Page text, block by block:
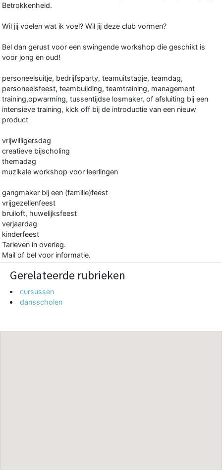
Betrokkenheid.
Wil jij voelen wat ik voel? Wil jij deze club vormen?
Bel dan gerust voor een swingende workshop die geschikt is
voor jong en oud!
personeelsuitje, bedrijfsparty, teamuitstapje, teamdag,
personeelsfeest, teambuilding, teamtraining, management
training,opwarming, tussentijdse losmaker, of afsluiting bij een
intensieve training, kick off bij de introductie van een nieuw
product
vrijwilligersdag
creatieve bijscholing
themadag
muzikale workshop voor leerlingen
gangmaker bij een (familie)feest
vrijgezellenfeest
bruiloft, huwelijksfeest
verjaardag
kinderfeest
Tarieven in overleg.
Mail of bel voor informatie.
Gerelateerde rubrieken
cursussen
dansscholen